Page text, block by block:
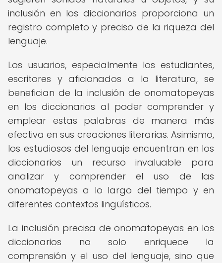
inclusión en los diccionarios proporciona un
registro completo y preciso de la riqueza del
lenguaje.
Los usuarios, especialmente los estudiantes,
escritores y aficionados a la literatura, se
benefician de la inclusión de onomatopeyas
en los diccionarios al poder comprender y
emplear estas palabras de manera más
efectiva en sus creaciones literarias. Asimismo,
los estudiosos del lenguaje encuentran en los
diccionarios un recurso invaluable para
analizar y comprender el uso de las
onomatopeyas a lo largo del tiempo y en
diferentes contextos lingüísticos.
La inclusión precisa de onomatopeyas en los
diccionarios no solo enriquece la
comprensión y el uso del lenguaje, sino que